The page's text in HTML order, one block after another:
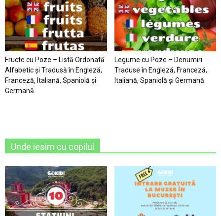
Fructe cu Poze – Listă Ordonată
Alfabetic şi Tradusă în Engleză,
Franceză, Italiană, Spaniolă şi
Germană
Legume cu Poze – Denumiri
Traduse în Engleză, Franceză,
Italiană, Spaniolă şi Germană
Unde iesim cu copilul